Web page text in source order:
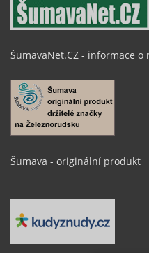
ŠumavaNet.CZ - informace o
Šumava - originální produkt